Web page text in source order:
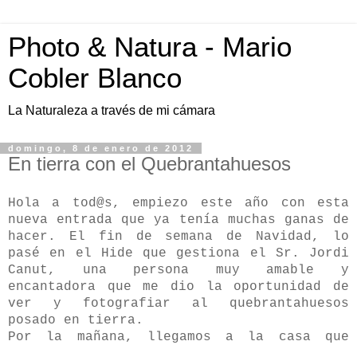
Photo & Natura - Mario
Cobler Blanco
La Naturaleza a través de mi cámara
domingo, 8 de enero de 2012
En tierra con el Quebrantahuesos
Hola a tod@s, empiezo este año con esta
nueva entrada que ya tenía muchas ganas de
hacer. El fin de semana de Navidad, lo
pasé en el Hide que gestiona el Sr. Jordi
Canut, una persona muy amable y
encantadora que me dio la oportunidad de
ver y fotografiar al quebrantahuesos
posado en tierra.
Por la mañana, llegamos a la casa que